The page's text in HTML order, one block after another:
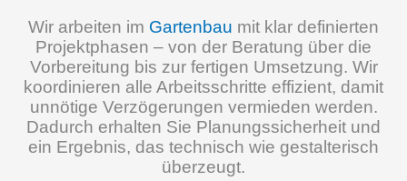
Wir arbeiten im Gartenbau mit klar definierten
Projektphasen – von der Beratung über die
Vorbereitung bis zur fertigen Umsetzung. Wir
koordinieren alle Arbeitsschritte effizient, damit
unnötige Verzögerungen vermieden werden.
Dadurch erhalten Sie Planungssicherheit und
ein Ergebnis, das technisch wie gestalterisch
überzeugt.